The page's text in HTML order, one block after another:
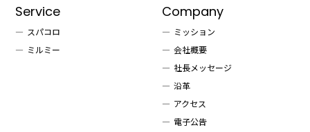
Service
スパコロ
ミルミー
Company
ミッション
会社概要
社長メッセージ
沿革
アクセス
電子公告